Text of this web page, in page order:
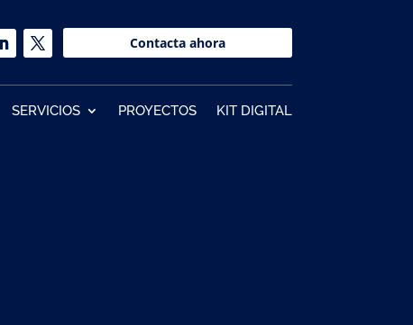
Contacta ahora
SERVICIOS PROYECTOS KIT DIGITAL